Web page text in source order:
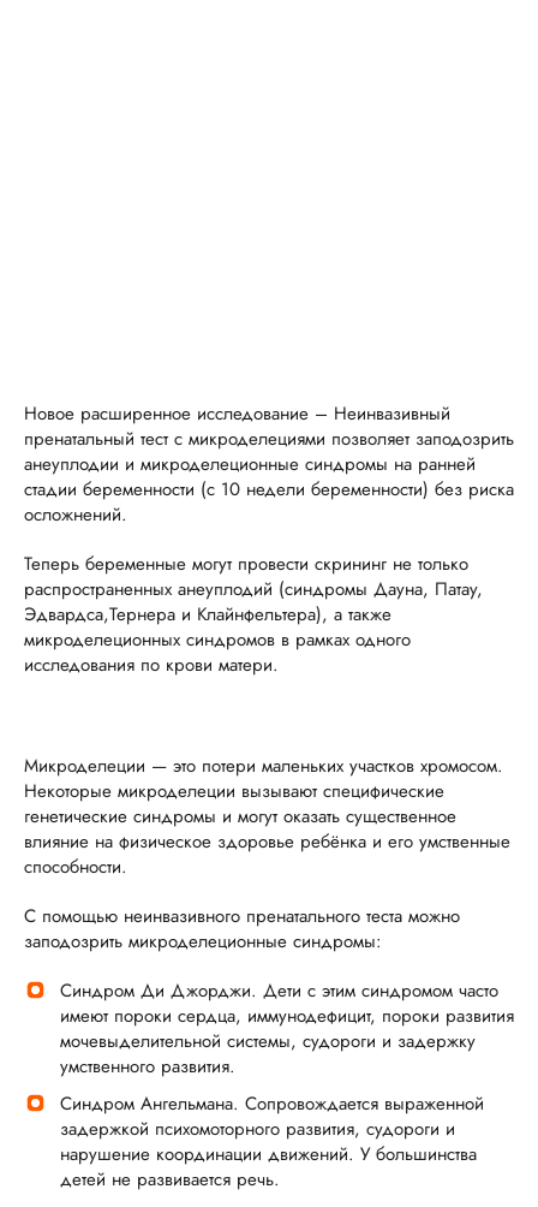
Новое расширенное исследование – Неинвазивный
пренатальный тест с микроделециями позволяет заподозрить
анеуплодии и микроделеционные синдромы на ранней
стадии беременности (с 10 недели беременности) без риска
осложнений.
Теперь беременные могут провести скрининг не только
распространенных анеуплодий (синдромы Дауна, Патау,
Эдвардса,Тернера и Клайнфельтера), а также
микроделеционных синдромов в рамках одного
исследования по крови матери.
Микроделеции — это потери маленьких участков хромосом.
Некоторые микроделеции вызывают специфические
генетические синдромы и могут оказать существенное
влияние на физическое здоровье ребёнка и его умственные
способности.
С помощью неинвазивного пренатального теста можно
заподозрить микроделеционные синдромы:
Синдром Ди Джорджи. Дети с этим синдромом часто
имеют пороки сердца, иммунодефицит, пороки развития
мочевыделительной системы, судороги и задержку
умственного развития.
Синдром Ангельмана. Сопровождается выраженной
задержкой психомоторного развития, судороги и
нарушение координации движений. У большинства
детей не развивается речь.